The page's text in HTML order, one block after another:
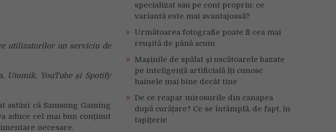
utilizatorilor un serviciu de
Utomik, YouTube și Spotify
astăzi că Samsung Gaming
aduce cel mai bun conținut
necesare.
specializat sau pe cont propriu: ce
variantă este mai avantajoasă?
Următoarea fotografie poate fi cea mai
reușită de până acum
Mașinile de spălat și uscătoarele bazate
pe inteligență artificială îți cunosc
hainele mai bine decât tine
De ce reapar mirosurile din canapea
după curățare? Ce se întâmplă, de fapt, în
tapițerie